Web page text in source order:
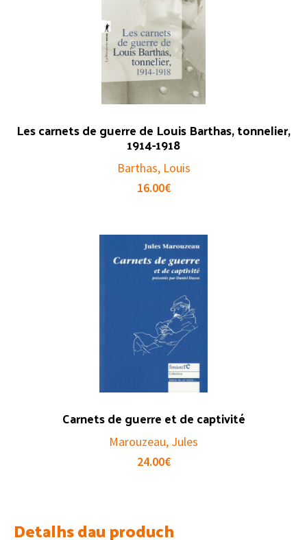
Les carnets de guerre de Louis Barthas, tonnelier,
1914-1918
Barthas, Louis
16.00€
Carnets de guerre et de captivité
Marouzeau, Jules
24.00€
Detalhs dau produch